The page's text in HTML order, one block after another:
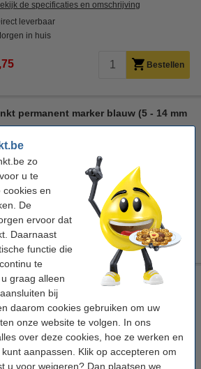
zo
u te
cookies en
De
ervoor dat
Daarnaast
functie die
te
graag alleen
bij
daarom cookies gebruiken om uw
onze website te volgen. In ons
over deze cookies, hoe ze werken en
aanpassen. Klik op accepteren om
u voor weigeren? Dan plaatsen we
de specificaties en omschrijving
leverbaar
in huis
Bestellen
permanent marker blauw (5 - 14 mm
blauw
de specificaties en omschrijving
leverbaar
in huis
Bestellen
blauw (5 - 14 mm schuin)
schuin
de specificaties en omschrijving
ruim25%met ons huismerk
leverbaar